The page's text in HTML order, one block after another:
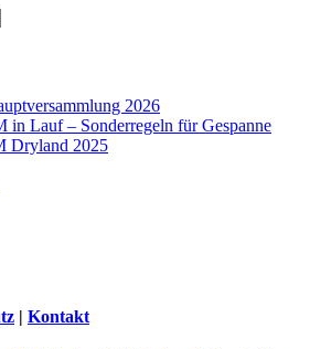
2026
in Lauf – Sonderregeln für Gespanne
Dryland 2025
| Kontakt